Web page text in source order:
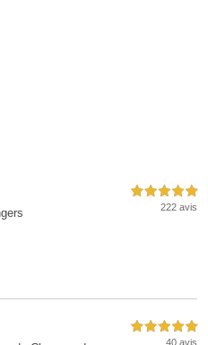
5,0 étoiles sur 5
222 avis
5,0 étoiles sur 5
40 avis